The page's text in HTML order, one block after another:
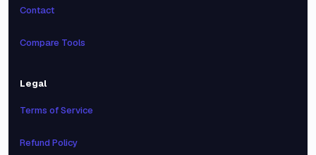
Contact
Compare Tools
Legal
Terms of Service
Refund Policy